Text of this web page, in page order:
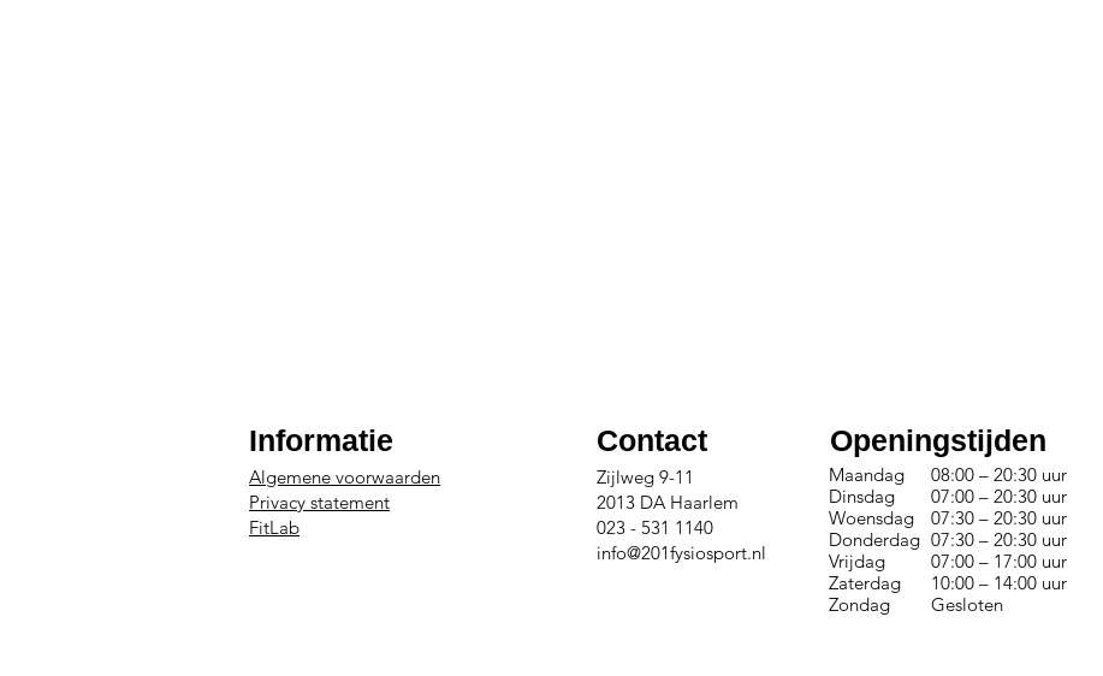
Informatie
Algemene voorwaarden
Privacy statement
FitLab
Contact Openingstijden
Zijlweg 9-11
2013 DA Haarlem
023 - 531 1140
info@201fysiosport.nl
Maandag
Dinsdag
Woensdag
Donderdag
Vrijdag
Zaterdag
Zondag
08:00 – 20:30 uur
07:00 – 20:30 uur
07:30 – 20:30 uur
07:30 – 20:30 uur
07:00 – 17:00 uur
10:00 – 14:00 uur
Gesloten